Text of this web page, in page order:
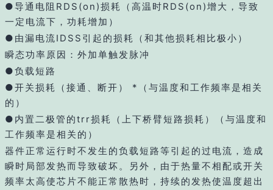
●导通电阻RDS(on)损耗（高温时RDS(on)增大，导致
一定电流下，功耗增加）
●由漏电流IDSS引起的损耗（和其他损耗相比极小）
瞬态功率原因：外加单触发脉冲
●负载短路
●开关损耗（接通、断开） *（与温度和工作频率是相关
的）
●内置二极管的trr损耗（上下桥臂短路损耗）（与温度和
工作频率是相关的）
器件正常运行时不发生的负载短路等引起的过电流，造成
瞬时局部发热而导致破坏。另外，由于热量不相配或开关
频率太高使芯片不能正常散热时，持续的发热使温度超出